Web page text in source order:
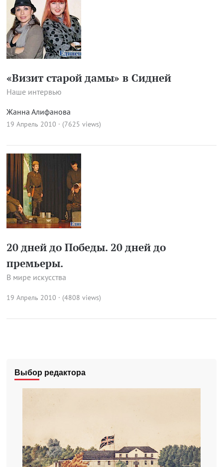
«Визит старой дамы» в Сидней
Наше интервью
Жанна Алифанова
19 Апрель 2010 · (7625 views)
20 дней до Победы. 20 дней до
премьеры.
В мире искусства
19 Апрель 2010 · (4808 views)
Выбор редактора